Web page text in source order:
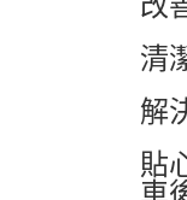
清
解
貼
車